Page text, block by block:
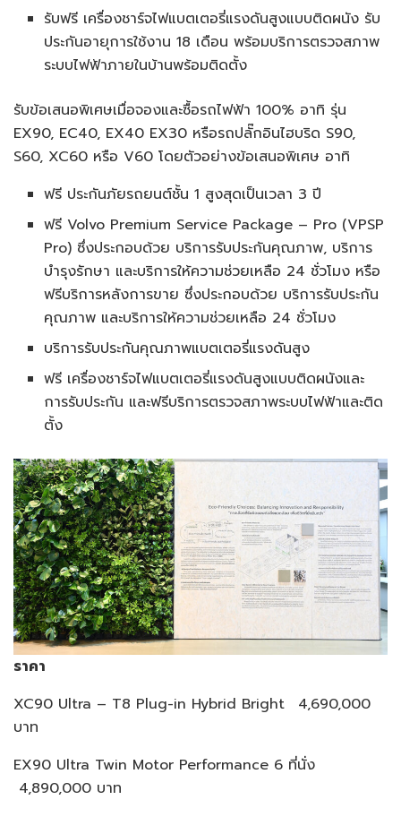
รับฟรี เครื่องชาร์จไฟแบตเตอรี่แรงดันสูงแบบติดผนัง รับ
ประกันอายุการใช้งาน 18 เดือน พร้อมบริการตรวจสภาพ
ระบบไฟฟ้าภายในบ้านพร้อมติดตั้ง
รับข้อเสนอพิเศษเมื่อจองและซื้อรถไฟฟ้า 100% อาทิ รุ่น
EX90, EC40, EX40 EX30 หรือรถปลั๊กอินไฮบริด S90,
S60, XC60 หรือ V60 โดยตัวอย่างข้อเสนอพิเศษ อาทิ
ฟรี ประกันภัยรถยนต์ชั้น 1 สูงสุดเป็นเวลา 3 ปี
ฟรี Volvo Premium Service Package – Pro (VPSP
Pro) ซึ่งประกอบด้วย บริการรับประกันคุณภาพ, บริการ
บำรุงรักษา และบริการให้ความช่วยเหลือ 24 ชั่วโมง หรือ
ฟรีบริการหลังการขาย ซึ่งประกอบด้วย บริการรับประกัน
คุณภาพ และบริการให้ความช่วยเหลือ 24 ชั่วโมง
บริการรับประกันคุณภาพแบตเตอรี่แรงดันสูง
ฟรี เครื่องชาร์จไฟแบตเตอรี่แรงดันสูงแบบติดผนังและ
การรับประกัน และฟรีบริการตรวจสภาพระบบไฟฟ้าและติด
ตั้ง
ราคา
XC90 Ultra – T8 Plug-in Hybrid Bright
4,690,000
บาท
EX90 Ultra Twin Motor Performance 6 ที่นั่ง
4,890,000 บาท